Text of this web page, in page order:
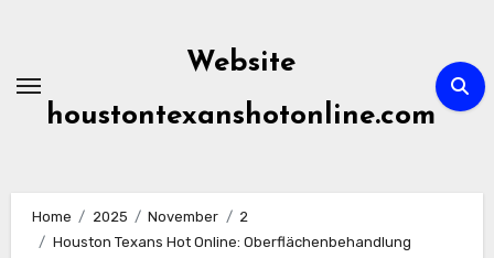
content
Website
houstontexanshotonline.com
Home 2025 November
2
Houston Texans Hot Online: Oberflächenbehandlung